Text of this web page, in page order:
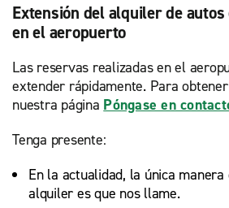
Extensión del alquiler de
en el aeropuerto
Las reservas realizadas en el
extender rápidamente. Para
nuestra página Póngase en
Tenga presente:
En la actualidad, la única
alquiler es que nos llame.